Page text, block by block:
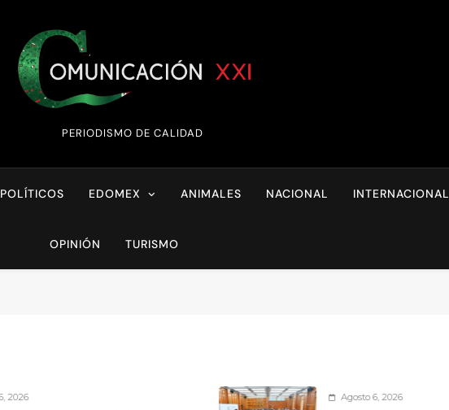
XXI
PERIODISMO DE CALIDAD
EDOMEX ANIMALES NACIONAL INTERNACIONAL
OPINIÓN TURISMO
Agosto 6, 2026